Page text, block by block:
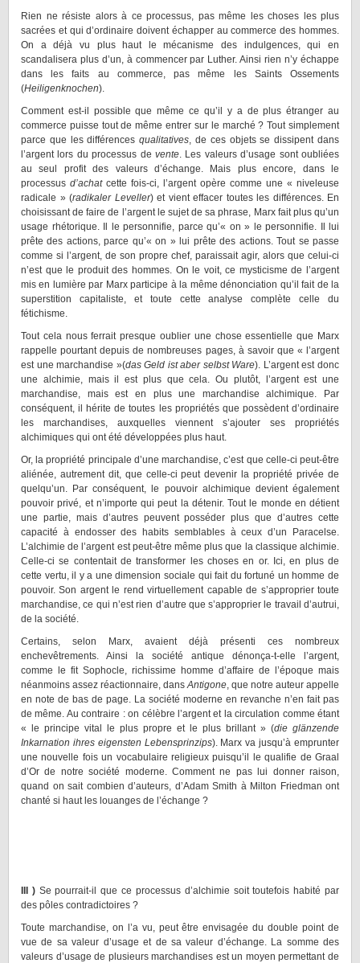
Rien ne résiste alors à ce processus, pas même les choses les plus
sacrées et qui d’ordinaire doivent échapper au commerce des hommes.
On a déjà vu plus haut le mécanisme des indulgences, qui en
scandalisera plus d’un, à commencer par Luther. Ainsi rien n’y échappe
dans les faits au commerce, pas même les Saints Ossements
(Heiligenknochen).
Comment est-il possible que même ce qu’il y a de plus étranger au
commerce puisse tout de même entrer sur le marché ? Tout simplement
parce que les différencesqualitatives, de ces objets se dissipent dans
l’argent lors du processus de vente. Les valeurs d’usage sont oubliées
au seul profit des valeurs d’échange. Mais plus encore, dans le
processus d’achatcette fois-ci, l’argent opère comme une « niveleuse
radicale » (radikaler Leveller) et vient effacer toutes les différences. En
choisissant de faire de l’argent le sujet de sa phrase, Marx fait plus qu’un
usage rhétorique. Il le personnifie, parce qu’« on » le personnifie. Il lui
prête des actions, parce qu’« on » lui prête des actions. Tout se passe
comme si l’argent, de son propre chef, paraissait agir, alors que celui-ci
n’est que le produit des hommes. On le voit, ce mysticisme de l’argent
mis en lumière par Marx participe à la même dénonciation qu’il fait de la
superstition capitaliste, et toute cette analyse complète celle du
fétichisme.
Tout cela nous ferrait presque oublier une chose essentielle que Marx
rappelle pourtant depuis de nombreuses pages, à savoir que « l’argent
est une marchandise »(das Geld ist aber selbst Ware). L’argent est donc
une alchimie, mais il est plus que cela. Ou plutôt, l’argent est une
marchandise, mais est en plus une marchandise alchimique. Par
conséquent, il hérite de toutes les propriétés que possèdent d’ordinaire
les marchandises, auxquelles viennent s’ajouter ses propriétés
alchimiques qui ont été développées plus haut.
Or, la propriété principale d’une marchandise, c’est que celle-ci peut-être
aliénée, autrement dit, que celle-ci peut devenir la propriété privée de
quelqu’un. Par conséquent, le pouvoir alchimique devient également
pouvoir privé, et n’importe qui peut la détenir. Tout le monde en détient
une partie, mais d’autres peuvent posséder plus que d’autres cette
capacité à endosser des habits semblables à ceux d’un Paracelse.
L’alchimie de l’argent est peut-être même plus que la classique alchimie.
Celle-ci se contentait de transformer les choses en or. Ici, en plus de
cette vertu, il y a une dimension sociale qui fait du fortuné un homme de
pouvoir. Son argent le rend virtuellement capable de s’approprier toute
marchandise, ce qui n’est rien d’autre que s’approprier le travail d’autrui,
de la société.
Certains, selon Marx, avaient déjà présenti ces nombreux
enchevêtrements. Ainsi la société antique dénonça-t-elle l’argent,
comme le fit Sophocle, richissime homme d’affaire de l’époque mais
néanmoins assez réactionnaire, dansAntigone, que notre auteur appelle
en note de bas de page. La société moderne en revanche n’en fait pas
de même. Au contraire : on célèbre l’argent et la circulation comme étant
« le principe vital le plus propre et le plus brillant » (die glänzende
Inkarnation ihres eigensten Lebensprinzips). Marx va jusqu’à emprunter
une nouvelle fois un vocabulaire religieux puisqu’il le qualifie de Graal
d’Or de notre société moderne. Comment ne pas lui donner raison,
quand on sait combien d’auteurs, d’Adam Smith à Milton Friedman ont
chanté si haut les louanges de l’échange ?
III )Se pourrait-il que ce processus d’alchimie soit toutefois habité par
des pôles contradictoires ?
Toute marchandise, on l’a vu, peut être envisagée du double point de
vue de sa valeur d’usage et de sa valeur d’échange. La somme des
valeurs d’usage de plusieurs marchandises est un moyen permettant de